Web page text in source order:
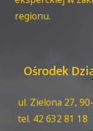
regionu.
Ośrodek
ul. Zielona 27,
tel. 42 632 81 18